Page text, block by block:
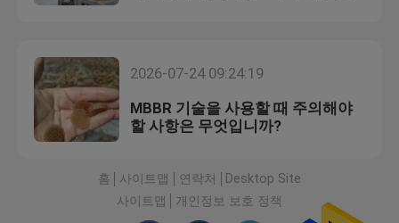
2026-07-24 09:24:19
MBBR 기술을 사용할 때 주의해야
할 사항은 무엇입니까?
홈 사이트맵 연락처
Desktop Site
사이트맵
개인정보 보호 정책